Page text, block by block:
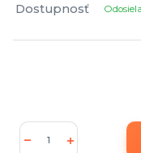
Dostupnosť